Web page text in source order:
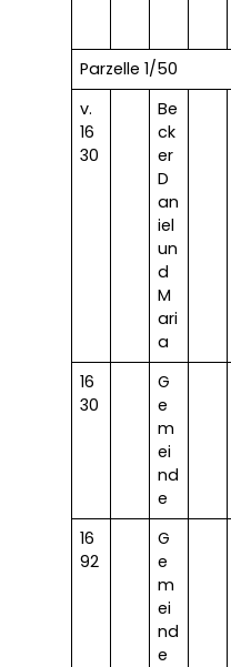
Parzelle 1/50
v.
16
30
Be
ck
er
D
an
iel
un
d
M
ari
a
16
30
G
e
m
ei
nd
e
16
92
G
e
m
ei
nd
e